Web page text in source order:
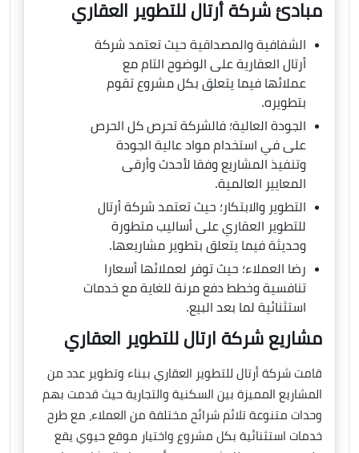
مبادئ شركة أرتال للتطوير العقاري
الشفافية والمصداقية حيث تعتمد شركة
أرتال العقارية على الوضوح التام مع
عملائها فيما يتعلق بكل مشروع تقوم
بتطويره.
الجودة العالية؛ فالشركة تحرص كل الحرص
على في استخدام مواد عالية الجودة
وتنفيذ المشاريع وفقا لأحدث وأرقى
المعايير العالمية.
التطوير والابتكار؛ حيث تعتمد شركة أرتال
للتطوير العقاري على أساليب متطورة
وحديثة فيما يتعلق بتطوير مشاريعها.
رضا العملاء؛ حيث توفر لعملائها أسعارا
تنافسية وخطط دفع مرنة للغاية مع خدمات
استثنائية لما بعد البيع.
مشاريع شركة ارتال للتطوير العقاري
قامت شركة أرتال للتطوير العقاري ببناء وتطوير عدد من
المشاريع المميزة بين السكنية والتجارية حيث قدمت بهم
وحدات متنوعة تلائم شرائح مختلفة من العملاء، مع طرح
خدمات استثنائية بكل مشروع واختيار موقع حيوي يقع